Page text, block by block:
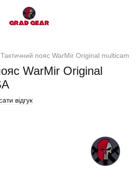
Тактичний пояс WarMir Original multicam
WarMir Original
відгук